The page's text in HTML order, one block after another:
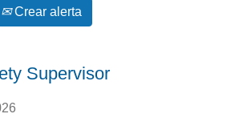
Crear alerta
Supervisor